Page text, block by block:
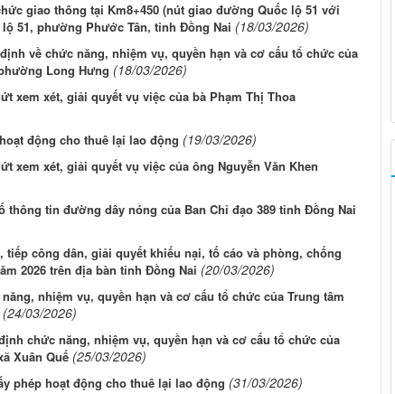
giao thông tại Km8+450 (nút giao đường Quốc lộ 51 với
51, phường Phước Tân, tỉnh Đồng Nai (18/03/2026)
về chức năng, nhiệm vụ, quyền hạn và cơ cấu tổ chức của
Long Hưng (18/03/2026)
xem xét, giải quyết vụ việc của bà Phạm Thị Thoa
động cho thuê lại lao động (19/03/2026)
xem xét, giải quyết vụ việc của ông Nguyễn Văn Khen
thông tin đường dây nóng của Ban Chỉ đạo 389 tỉnh Đồng Nai
tiếp công dân, giải quyết khiếu nại, tố cáo và phòng, chống
2026 trên địa bàn tỉnh Đồng Nai (20/03/2026)
nhiệm vụ, quyền hạn và cơ cấu tổ chức của Trung tâm
(24/03/2026)
chức năng, nhiệm vụ, quyền hạn và cơ cấu tổ chức của
Xuân Quế (25/03/2026)
phép hoạt động cho thuê lại lao động (31/03/2026)